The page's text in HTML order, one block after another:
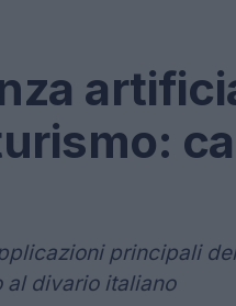
principali
al divario italiano